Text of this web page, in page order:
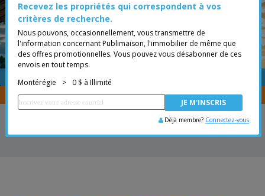
Placer une annonce
Vous êtes courtier, transférer vos propriétés avecCENTRIS
Recevez les propriétés qui correspondent à vos
critères de recherche.
Nous pouvons, occasionnellement, vous transmettre de
l'information concernant Publimaison, l'immobilier de même que
des offres promotionnelles. Vous pouvez vous désabonner de ces
envois en tout temps.
Montérégie
> 0 $ à Illimité
Déjà membre? Connectez-vous